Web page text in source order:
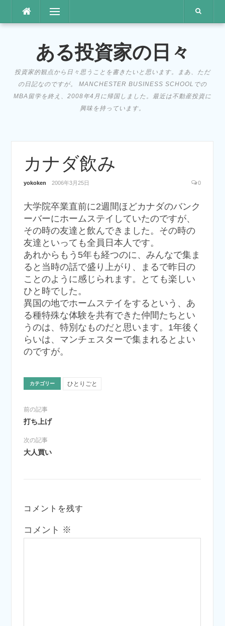
メニュー
ある投資家の日々
投資家的観点から日々思うことを書きたいと思います。まあ、ただ
の日記なのですが。 MANCHESTER BUSINESS SCHOOLでの
MBA留学を終え、2008年4月に帰国しました。最近は不動産投資に
興味を持っています。
カナダ飲み
yokoken 2006年3月25日 0
大学院卒業直前に2週間ほどカナダのバンク
ーバーにホームステイしていたのですが、
その時の友達と飲んできました。その時の
友達といっても全員日本人です。
あれからもう5年も経つのに、みんなで集ま
ると当時の話で盛り上がり、まるで昨日の
ことのように感じられます。とても楽しい
ひと時でした。
異国の地でホームステイをするという、あ
る種特殊な体験を共有できた仲間たちとい
うのは、特別なものだと思います。1年後く
らいは、マンチェスターで集まれるとよい
のですが。
カテゴリー ひとりごと
前の記事
打ち上げ
次の記事
大人買い
コメントを残す
コメント ※